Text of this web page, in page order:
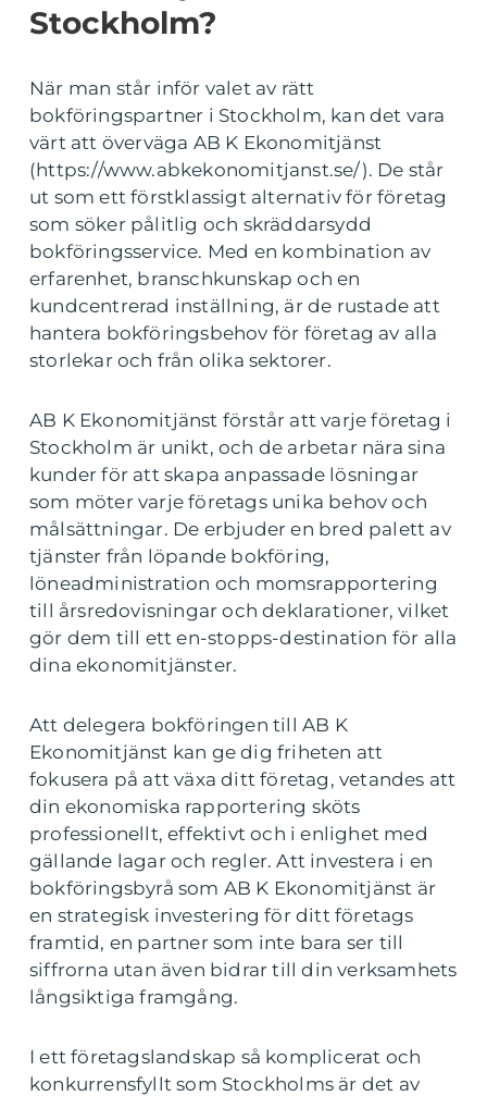
Stockholm?
När man står inför valet av rätt
bokföringspartner i Stockholm, kan det vara
värt att överväga AB K Ekonomitjänst
(https://www.abkekonomitjanst.se/). De står
ut som ett förstklassigt alternativ för företag
som söker pålitlig och skräddarsydd
bokföringsservice. Med en kombination av
erfarenhet, branschkunskap och en
kundcentrerad inställning, är de rustade att
hantera bokföringsbehov för företag av alla
storlekar och från olika sektorer.
AB K Ekonomitjänst förstår att varje företag i
Stockholm är unikt, och de arbetar nära sina
kunder för att skapa anpassade lösningar
som möter varje företags unika behov och
målsättningar. De erbjuder en bred palett av
tjänster från löpande bokföring,
löneadministration och momsrapportering
till årsredovisningar och deklarationer, vilket
gör dem till ett en-stopps-destination för alla
dina ekonomitjänster.
Att delegera bokföringen till AB K
Ekonomitjänst kan ge dig friheten att
fokusera på att växa ditt företag, vetandes att
din ekonomiska rapportering sköts
professionellt, effektivt och i enlighet med
gällande lagar och regler. Att investera i en
bokföringsbyrå som AB K Ekonomitjänst är
en strategisk investering för ditt företags
framtid, en partner som inte bara ser till
siffrorna utan även bidrar till din verksamhets
långsiktiga framgång.
I ett företagslandskap så komplicerat och
konkurrensfyllt som Stockholms är det av